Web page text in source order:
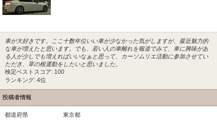
車が大好きです。ここ十数年位いい車が少なかった気がしますが、最近魅力的
な車が増えたと思います。でも、若い人の車離れを報道でみて、車に興味があ
る人が少しでも増えればいいなぁと思って、カーソムリエ活動に参加させてい
ただき、草の根運動をしたいと思いました。
検定ベストスコア: 100
ランキング: 4位
投稿者情報
都道府県 東京都